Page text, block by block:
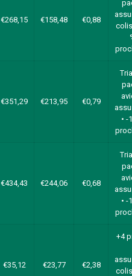
€268,15 €158,48 €0,88
€351,29 €213,95 €0,79
• -
€434,43 €244,06 €0,68
• -
€35,12 €23,77 €2,38
+4